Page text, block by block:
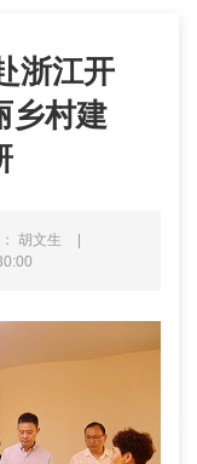
浙江开
乡村建
胡文生
|